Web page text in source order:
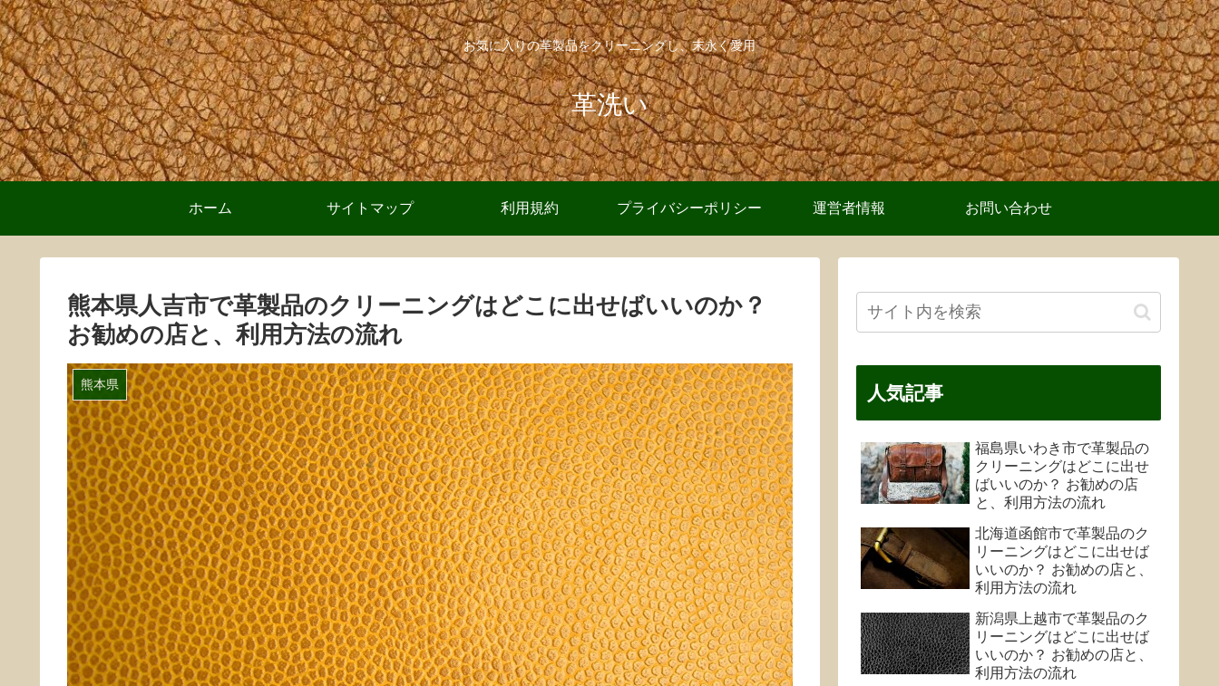
お気に入りの革製品をクリーニングし、末永く愛用
革洗い
ホーム サイトマップ 利用規約 プライバシーポリシー 運営者情報 お問い合わせ
熊本県人吉市で革製品のクリーニングはどこに出せばいいのか？
お勧めの店と、利用方法の流れ
熊本県 人気記事
福島県いわき市で革製品の
クリーニングはどこに出せ
ばいいのか？ お勧めの店
と、利用方法の流れ
北海道函館市で革製品のク
リーニングはどこに出せば
いいのか？ お勧めの店と、
利用方法の流れ
新潟県上越市で革製品のク
リーニングはどこに出せば
いいのか？ お勧めの店と、
利用方法の流れ